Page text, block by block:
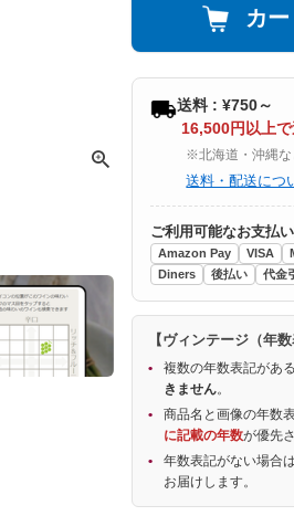
カ
送料 : ¥750～
16,500円以上
※北海道・沖縄な
送料・配送につ
ご利用可能なお支払
Amazon Pay VISA
Diners
後払い 代金
【ヴィンテージ（年
複数の年数表記があ
きません。
商品名と画像の年数
に記載の年数が優先
年数表記がない場合
お届けします。